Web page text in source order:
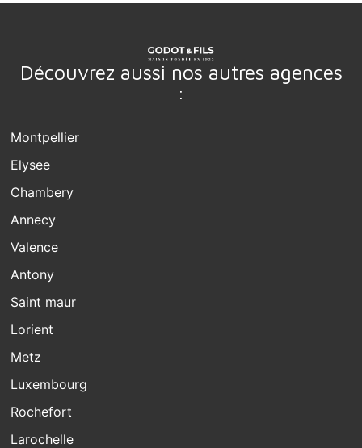
Découvrez aussi nos autres agences
:
Montpellier
Elysee
Chambery
Annecy
Valence
Antony
Saint maur
Lorient
Metz
Luxembourg
Rochefort
Larochelle